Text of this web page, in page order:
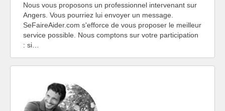
Nous vous proposons un professionnel intervenant sur
Angers. Vous pourriez lui envoyer un message.
SeFaireAider.com s'efforce de vous proposer le meilleur
service possible. Nous comptons sur votre participation
: si…